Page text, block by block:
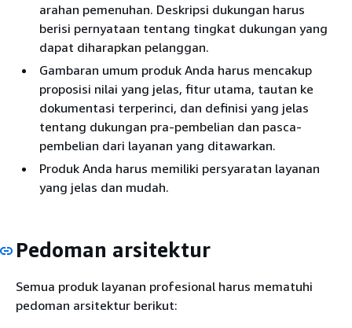
arahan pemenuhan. Deskripsi dukungan harus
berisi pernyataan tentang tingkat dukungan yang
dapat diharapkan pelanggan.
Gambaran umum produk Anda harus mencakup
proposisi nilai yang jelas, fitur utama, tautan ke
dokumentasi terperinci, dan definisi yang jelas
tentang dukungan pra-pembelian dan pasca-
pembelian dari layanan yang ditawarkan.
Produk Anda harus memiliki persyaratan layanan
yang jelas dan mudah.
Pedoman arsitektur
Semua produk layanan profesional harus mematuhi
pedoman arsitektur berikut: